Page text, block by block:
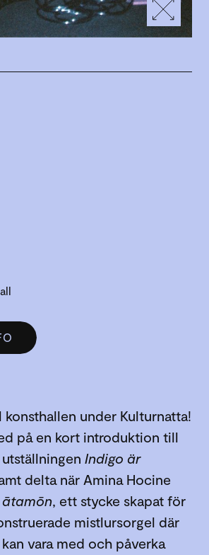
under Kulturnatta!
på en kort introduktion till
Indigo är
delta när Amina Hocine
ātamōn, ett stycke skapat för
mistlursorgel där
vara med och påverka